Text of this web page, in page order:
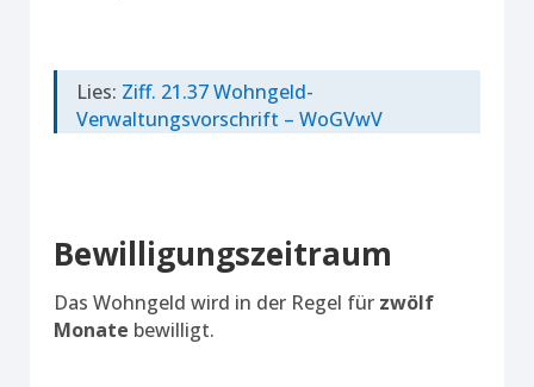
Lies: Ziff. 21.37 Wohngeld-
Verwaltungsvorschrift – WoGVwV
Bewilligungszeitraum
Das Wohngeld wird in der Regel für zwölf
Monate bewilligt.